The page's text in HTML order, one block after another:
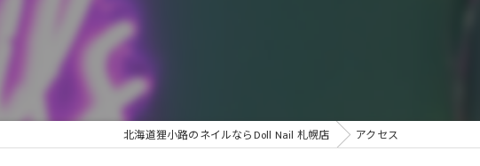
北海道狸小路のネイルならDoll Nail 札幌店 アクセス